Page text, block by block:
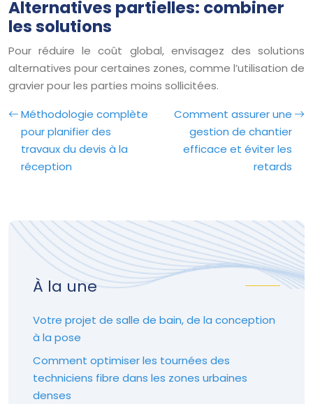
Alternatives partielles: combiner
les solutions
Pour réduire le coût global, envisagez des solutions
alternatives pour certaines zones, comme l’utilisation de
gravier pour les parties moins sollicitées.
Méthodologie complète
pour planifier des
travaux du devis à la
réception
Comment assurer une
gestion de chantier
efficace et éviter les
retards
À la une
Votre projet de salle de bain, de la conception
à la pose
Comment optimiser les tournées des
techniciens fibre dans les zones urbaines
denses